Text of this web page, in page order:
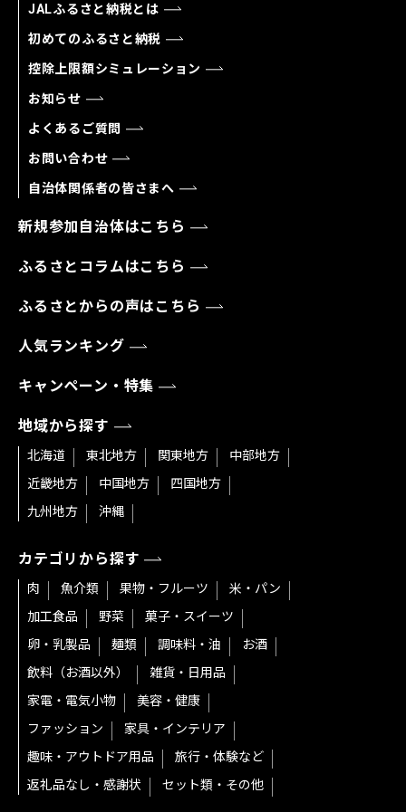
JALふるさと納税とは
初めてのふるさと納税
控除上限額シミュレーション
お知らせ
よくあるご質問
お問い合わせ
自治体関係者の皆さまへ
新規参加自治体はこちら
ふるさとコラムはこちら
ふるさとからの声はこちら
人気ランキング
キャンペーン・特集
地域から探す
北海道 東北地方 関東地方
中部地方
近畿地方
中国地方
四国地方
九州地方
沖縄
カテゴリから探す
肉 魚介類 果物・フルーツ
米・パン
加工食品
野菜
菓子・スイーツ
卵・乳製品
麺類 調味料・油
お酒
飲料（お酒以外）
雑貨・日用品
家電・電気小物
美容・健康
ファッション
家具・インテリア
趣味・アウトドア用品
旅行・体験など
返礼品なし・感謝状
セット類・その他